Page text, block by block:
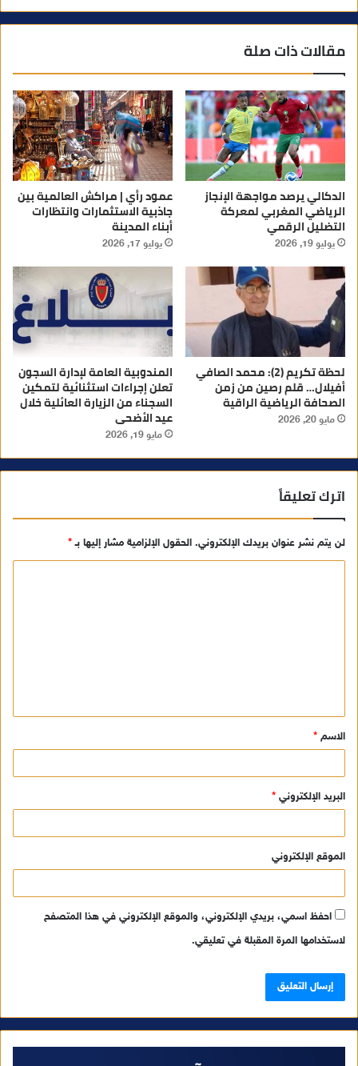
مقالات ذات صلة
الدكالي يرصد مواجهة الإنجاز
الرياضي المغربي لمعركة
التضليل الرقمي
يوليو 19, 2026
عمود رأي | مراكش العالمية بين
جاذبية الاستثمارات وانتظارات
أبناء المدينة
يوليو 17, 2026
لحظة تكريم (2): محمد الصافي
أفيلال… قلم رصين من زمن
الصحافة الرياضية الراقية
مايو 20, 2026
المندوبية العامة لإدارة السجون
تعلن إجراءات استثنائية لتمكين
السجناء من الزيارة العائلية خلال
عيد الأضحى
مايو 19, 2026
اترك تعليقاً
لن يتم نشر عنوان بريدك الإلكتروني. الحقول الإلزامية مشار إليها بـ*
ق
*
الاسم *
البريد الإلكتروني *
الموقع الإلكتروني
احفظ اسمي، بريدي الإلكتروني، والموقع الإلكتروني في هذا المتصفح
لاستخدامها المرة المقبلة في تعليقي.